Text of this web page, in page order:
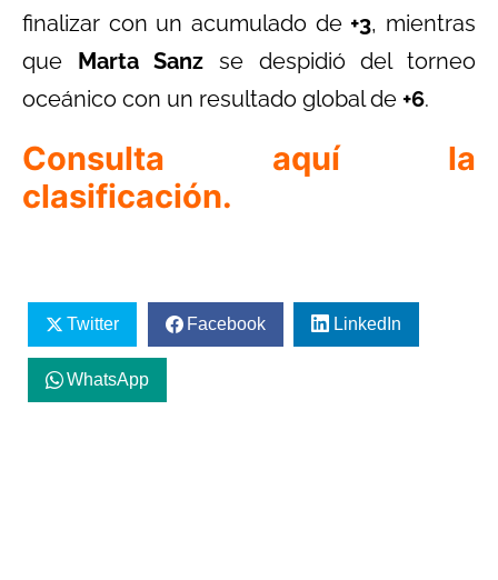
finalizar con un acumulado de +3, mientras
que Marta Sanz se despidió del torneo
oceánico con un resultado global de +6.
Consulta aquí la
clasificación.
Twitter Facebook LinkedIn
WhatsApp